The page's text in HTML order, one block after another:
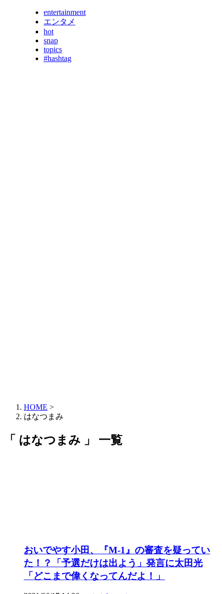
entertainment
エンタメ
hot
snap
topics
#hashtag
HOME >
はなつまみ
「 はなつまみ 」 一覧
おいでやす小田、『M-1』の審査を疑ってい
た！？「予選だけは出よう」発言に太田光
「どこまで偉くなってんだよ！」